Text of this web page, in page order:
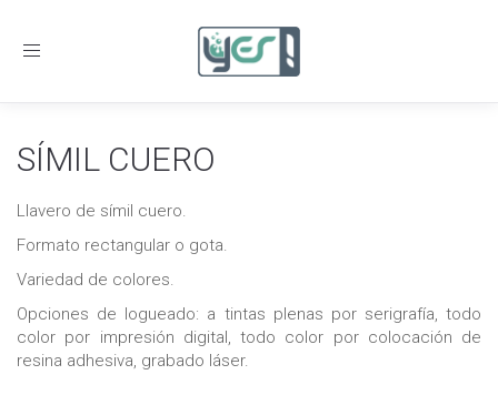
Toggle
SÍMIL CUERO
Llavero de símil cuero.
Formato rectangular o gota.
Variedad de colores.
Opciones de logueado: a tintas plenas por serigrafía, todo
color por impresión digital, todo color por colocación de
resina adhesiva, grabado láser.